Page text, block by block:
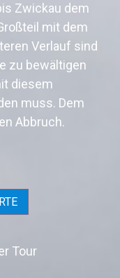
Zwickau dem
mit dem
Verlauf sind
zu bewältigen
diesem
muss. Dem
Abbruch.
Tour